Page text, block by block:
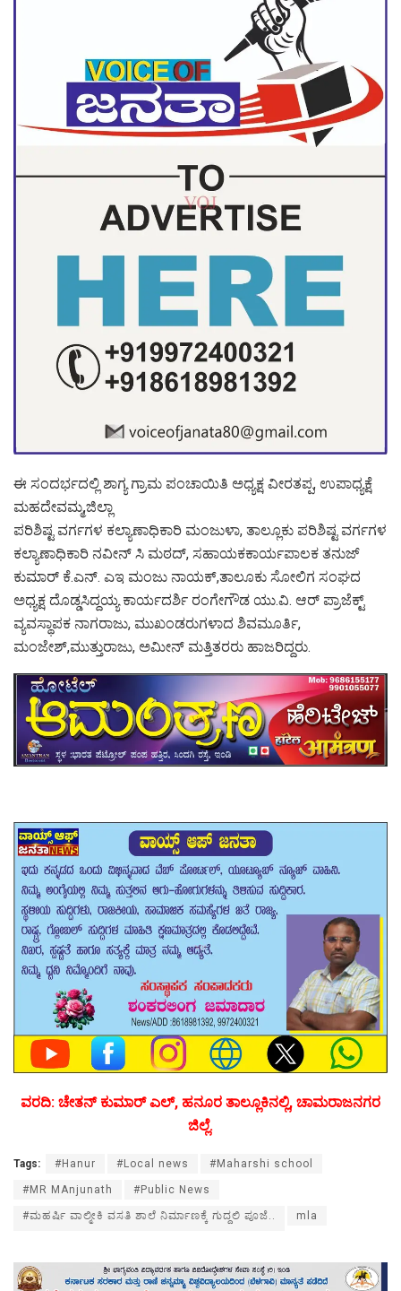
ಈ ಸಂದರ್ಭದಲ್ಲಿ ಶಾಗ್ಯ ಗ್ರಾಮ ಪಂಚಾಯಿತಿ ಅಧ್ಯಕ್ಷ ವೀರತಪ್ಪ, ಉಪಾಧ್ಯಕ್ಷೆ
ಮಹದೇವಮ್ಮ,ಜಿಲ್ಲಾ
ಪರಿಶಿಷ್ಟ ವರ್ಗಗಳ ಕಲ್ಯಾಣಾಧಿಕಾರಿ ಮಂಜುಳಾ, ತಾಲ್ಲೂಕು ಪರಿಶಿಷ್ಟ ವರ್ಗಗಳ
ಕಲ್ಯಾಣಾಧಿಕಾರಿ ನವೀನ್ ಸಿ ಮಠದ್, ಸಹಾಯಕಕಾರ್ಯಪಾಲಕ ತನುಜ್
ಕುಮಾರ್ ಕೆ.ಎನ್. ಎಇ ಮಂಜು ನಾಯಕ್,ತಾಲೂಕು ಸೋಲಿಗ ಸಂಘದ
ಅಧ್ಯಕ್ಷ ದೊಡ್ಡಸಿದ್ದಯ್ಯ ಕಾರ್ಯದರ್ಶಿ ರಂಗೇಗೌಡ ಯು.ವಿ. ಆರ್ ಪ್ರಾಜೆಕ್ಟ್
ವ್ಯವಸ್ಥಾಪಕ ನಾಗರಾಜು, ಮುಖಂಡರುಗಳಾದ ಶಿವಮೂರ್ತಿ,
ಮಂಜೇಶ್,ಮುತ್ತುರಾಜು, ಅಮೀನ್ ಮತ್ತಿತರರು ಹಾಜರಿದ್ದರು.
ವರದಿ: ಚೇತನ್ ಕುಮಾರ್ ಎಲ್, ಹನೂರ ತಾಲ್ಲೂಕಿನಲ್ಲಿ, ಚಾಮರಾಜನಗರ
ಜಿಲ್ಲೆ.
Tags: #Hanur #Local news #Maharshi school
#MR MAnjunath #Public News
#ಮಹರ್ಷಿ ವಾಲ್ಮೀಕಿ ವಸತಿ ಶಾಲೆ ನಿರ್ಮಾಣಕ್ಕೆ ಗುದ್ದಲಿ ಪೂಜೆ.. mla